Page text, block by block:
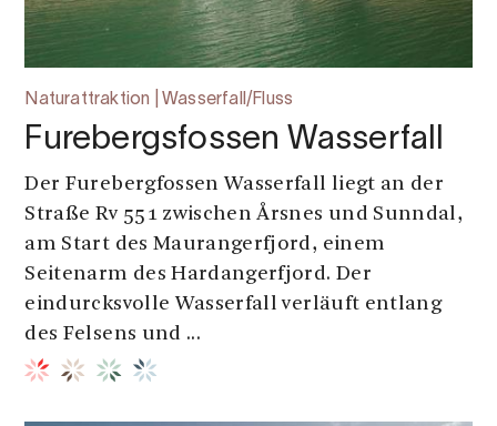
Naturattraktion | Wasserfall/Fluss
Furebergsfossen Wasserfall
Der Furebergfossen Wasserfall liegt an der
Straße Rv 551 zwischen Årsnes und Sunndal,
am Start des Maurangerfjord, einem
Seitenarm des Hardangerfjord. Der
eindurcksvolle Wasserfall verläuft entlang
des Felsens und ...